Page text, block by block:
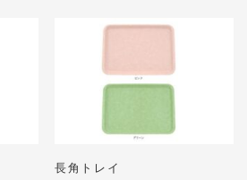
長角トレイ